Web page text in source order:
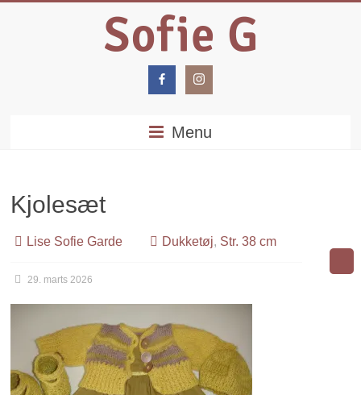
Menu
Kjolesæt
Lise Sofie Garde Dukketøj, Str. 38 cm
29. marts 2026